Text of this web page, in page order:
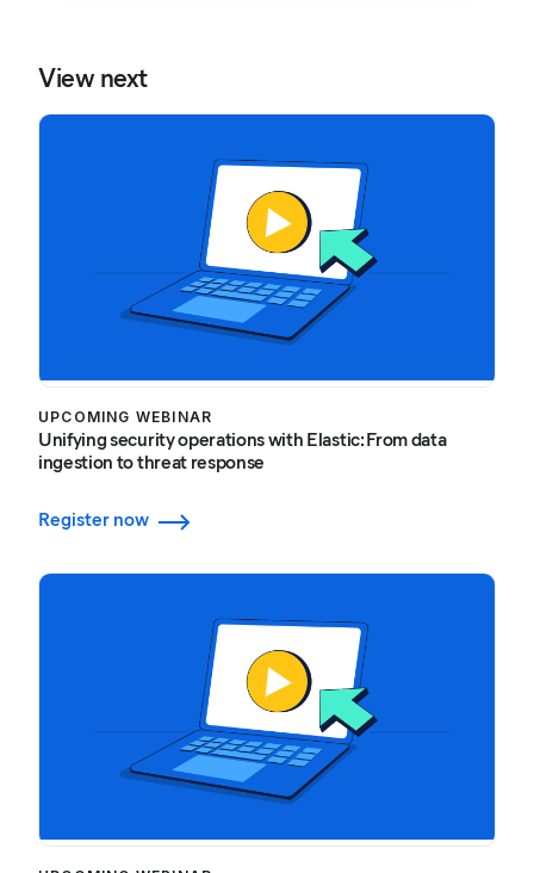
View next
UPCOMING WEBINAR
Unifying security operations with Elastic: From data
ingestion to threat response
Register now